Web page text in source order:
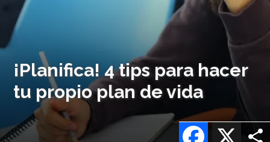
¡Planifica! 4 tips para hacer
tu propio plan de vida
X
Facebook